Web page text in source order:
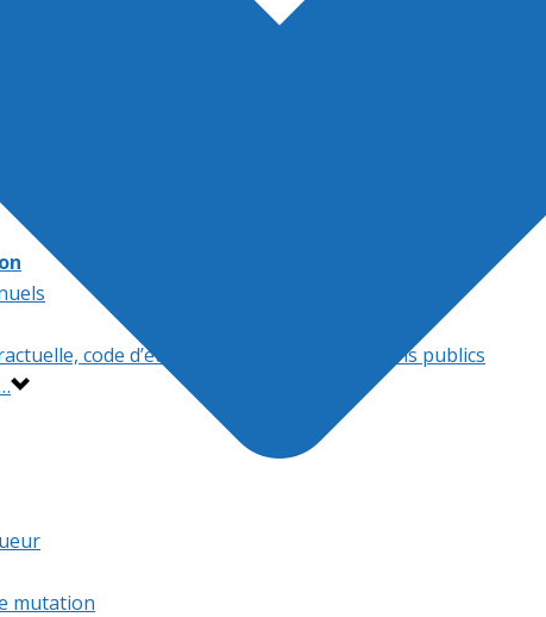
chien dangereux, animaux errants ou sauvages
code d’éthique et de déontologie, avis publics
mutation